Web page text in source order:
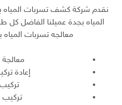
نقدم شركة كشف تسربات المياه
المياه بجدة عميلنا الفاضل
معالجه تسربات
معالجة
إعادة